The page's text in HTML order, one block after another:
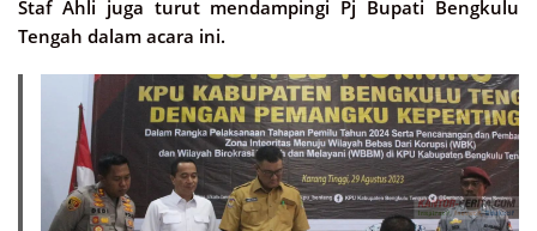
Staf Ahli juga turut mendampingi Pj Bupati Bengkulu
Tengah dalam acara ini.